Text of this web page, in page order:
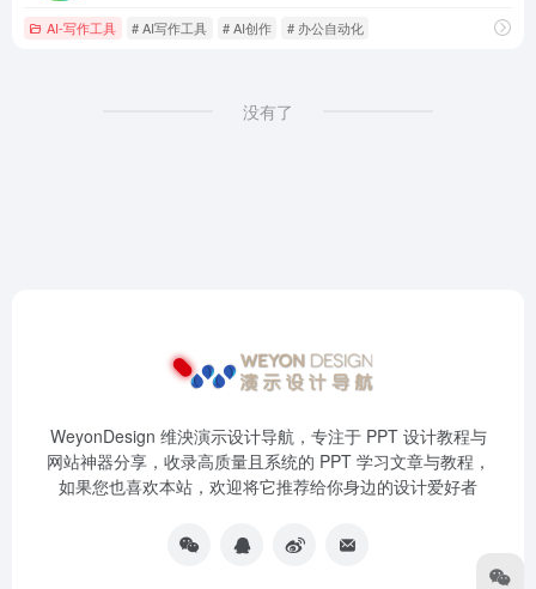
AI-写作工具 # AI写作工具 # AI创作 # 办公自动化
没有了
WeyonDesign 维泱演示设计导航，专注于 PPT 设计教程与
网站神器分享，收录高质量且系统的 PPT 学习文章与教程，
如果您也喜欢本站，欢迎将它推荐给你身边的设计爱好者